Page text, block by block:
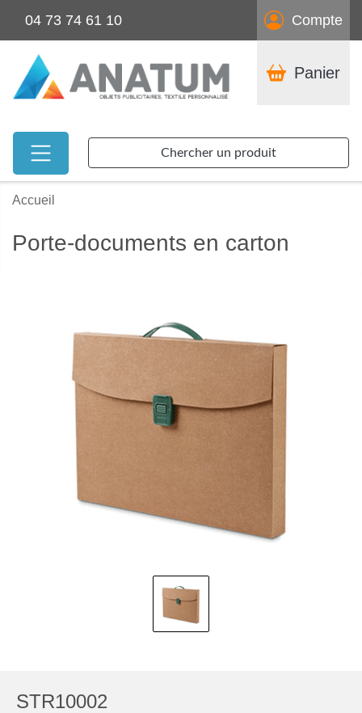
04 73 74 61 10 Compte
Panier
Chercher un produit
Accueil
Porte-documents en carton
STR10002